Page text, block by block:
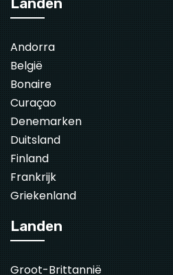
Andorra
België
Bonaire
Curaçao
Denemarken
Duitsland
Finland
Frankrijk
Griekenland
Landen
Groot-Brittannië